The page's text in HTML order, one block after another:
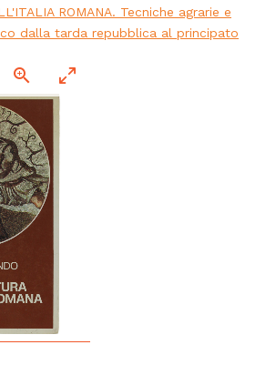
ROMANA. Tecniche agrarie e
dalla tarda repubblica al principato